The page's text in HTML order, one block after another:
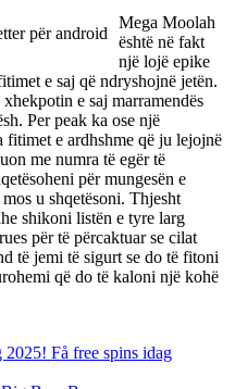
Mega Moolah
është në fakt
një lojë epike
e saj që ndryshojnë jetën.
e saj marramendës
Per peak ka ose një
fitimet e ardhshme që ju lejojnë
me numra të egër të
për mungesën e
u shqetësoni. Thjesht
shikoni listën e tyre larg
për të përcaktuar se cilat
të jemi të sigurt se do të fitoni
që do të kaloni një kohë
2025! Få free spins idag